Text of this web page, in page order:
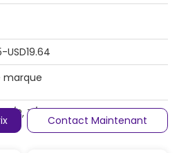
USD19.64
marque
D/P, T/T, Western Union,
Contact Maintenant